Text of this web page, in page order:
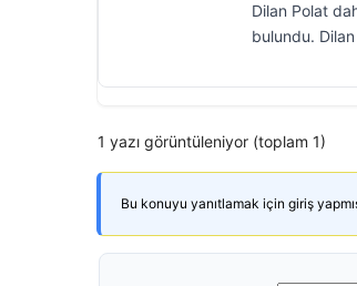
Dilan Polat
bulundu.
1 yazı görüntüleniyor (toplam 1)
Bu konuyu yanıtlamak için giriş